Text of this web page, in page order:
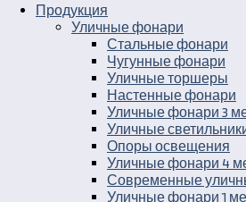
Продукция
Уличные фонари
Стальные фонари
Чугунные фонари
Уличные торшеры
Настенные фонари
Уличные фонари 3
Уличные
Опоры освещения
Уличные фонари 4
Современные
Уличные фонари 1